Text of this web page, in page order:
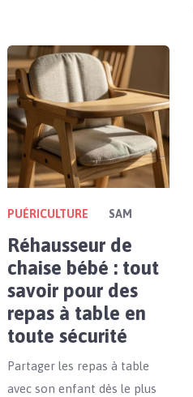
PUÉRICULTURE SAM
Réhausseur de
chaise bébé : tout
savoir pour des
repas à table en
toute sécurité
Partager les repas à table
avec son enfant dès le plus